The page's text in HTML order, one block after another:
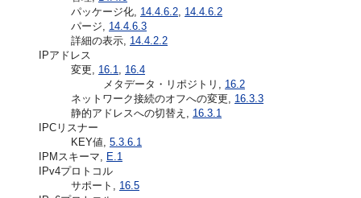
パッケージ化, 14.4.6.2, 14.4.6.2
パージ, 14.4.6.3
詳細の表示, 14.4.2.2
IPアドレス
変更, 16.1, 16.4
メタデータ・リポジトリ, 16.2
ネットワーク接続のオフへの変更, 16.3.3
静的アドレスへの切替え, 16.3.1
IPCリスナー
KEY値, 5.3.6.1
IPMスキーマ, E.1
IPv4プロトコル
サポート, 16.5